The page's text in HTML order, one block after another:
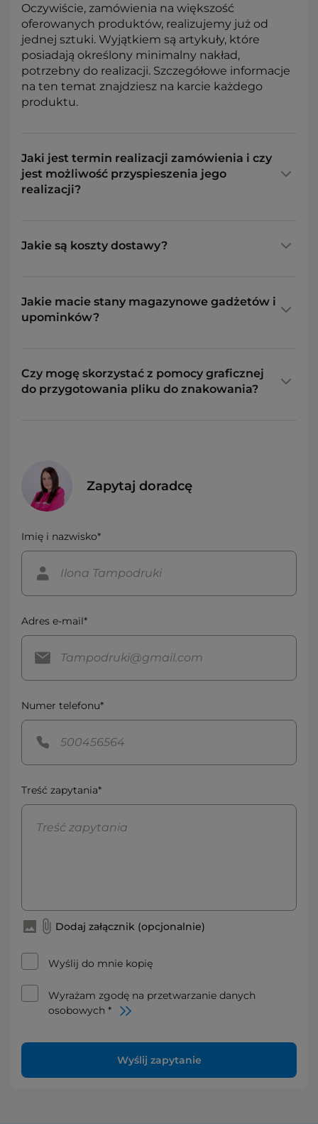
Oczywiście, zamówienia na większość
oferowanych produktów, realizujemy już od
jednej sztuki. Wyjątkiem są artykuły, które
posiadają określony minimalny nakład,
potrzebny do realizacji. Szczegółowe informacje
na ten temat znajdziesz na karcie każdego
produktu.
Jaki jest termin realizacji zamówienia i czy
jest możliwość przyspieszenia jego
realizacji?
Jakie są koszty dostawy?
Jakie macie stany magazynowe gadżetów i
upominków?
Czy mogę skorzystać z pomocy graficznej
do przygotowania pliku do znakowania?
Zapytaj doradcę
Imię i nazwisko*
Adres e-mail*
Numer telefonu*
Treść zapytania*
Dodaj załącznik (opcjonalnie)
Wyślij do mnie kopię
Wyrażam zgodę na przetwarzanie danych
osobowych *
Wyślij zapytanie